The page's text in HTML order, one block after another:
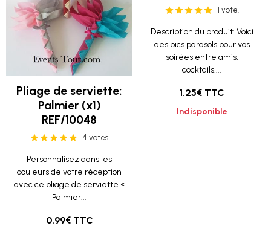
Pliage de serviette:
Palmier (x1)
REF/10048
4 votes.
Personnalisez dans les
couleurs de votre réception
avec ce pliage de serviette «
Palmier...
0.99€ TTC
1 vote.
Description du produit: Voici
des pics parasols pour vos
soirées entre amis,
cocktails,...
1.25€ TTC
Indisponible